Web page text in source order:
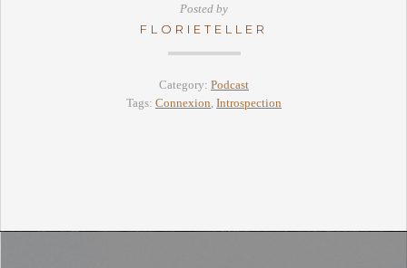
Posted by
FLORIETELLER
Category: Podcast
Tags: Connexion, Introspection